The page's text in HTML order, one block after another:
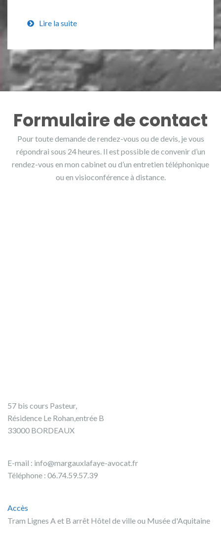
Lire la suite
Formulaire de contact
Pour toute demande de rendez-vous ou de devis, je vous
répondrai sous 24 heures. Il est possible de convenir d’un
rendez-vous en mon cabinet ou d’un entretien téléphonique
ou en visioconférence à distance.
57 bis cours Pasteur,
Résidence Le Rohan,entrée B
33000 BORDEAUX
E-mail : info@margauxlafaye-avocat.fr
Téléphone : 06.74.59.57.39
Accès
Tram Lignes A et B arrêt Hôtel de ville ou Musée d'Aquitaine